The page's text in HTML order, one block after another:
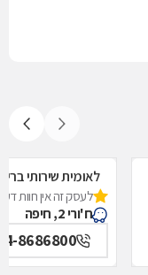
לאומית שירותי
לעסק זה אין חוות
ח'ורי 2, חיפה
8686800